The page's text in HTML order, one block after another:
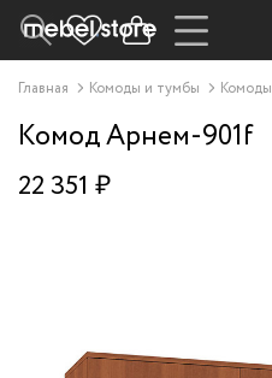
Главная Комоды и тумбы Комоды
Комод Арнем-901f
22 351 ₽